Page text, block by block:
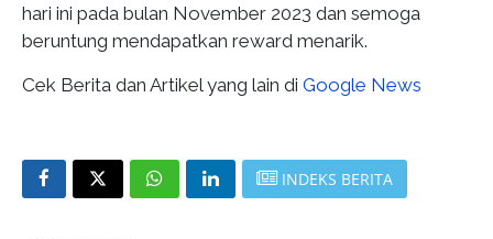
hari ini pada bulan November 2023 dan semoga
beruntung mendapatkan reward menarik.
Cek Berita dan Artikel yang lain di Google News
INDEKS BERITA